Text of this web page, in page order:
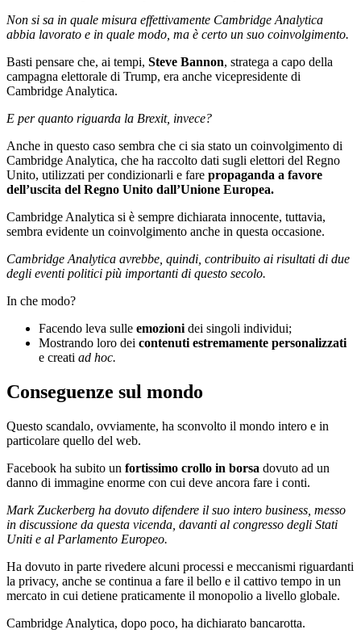
Non si sa in quale misura effettivamente Cambridge Analytica
abbia lavorato e in quale modo, ma è certo un suo coinvolgimento.
Basti pensare che, ai tempi, Steve Bannon, stratega a capo della
campagna elettorale di Trump, era anche vicepresidente di
Cambridge Analytica.
E per quanto riguarda la Brexit, invece?
Anche in questo caso sembra che ci sia stato un coinvolgimento di
Cambridge Analytica, che ha raccolto dati sugli elettori del Regno
Unito, utilizzati per condizionarli e fare propaganda a favore
dell’uscita del Regno Unito dall’Unione Europea.
Cambridge Analytica si è sempre dichiarata innocente, tuttavia,
sembra evidente un coinvolgimento anche in questa occasione.
Cambridge Analytica avrebbe, quindi, contribuito ai risultati di due
degli eventi politici più importanti di questo secolo.
In che modo?
Facendo leva sulle emozioni dei singoli individui;
Mostrando loro dei contenuti estremamente personalizzati
e creati ad hoc.
Conseguenze sul mondo
Questo scandalo, ovviamente, ha sconvolto il mondo intero e in
particolare quello del web.
Facebook ha subito un fortissimo crollo in borsa dovuto ad un
danno di immagine enorme con cui deve ancora fare i conti.
Mark Zuckerberg ha dovuto difendere il suo intero business, messo
in discussione da questa vicenda, davanti al congresso degli Stati
Uniti e al Parlamento Europeo.
Ha dovuto in parte rivedere alcuni processi e meccanismi riguardanti
la privacy, anche se continua a fare il bello e il cattivo tempo in un
mercato in cui detiene praticamente il monopolio a livello globale.
Cambridge Analytica, dopo poco, ha dichiarato bancarotta.